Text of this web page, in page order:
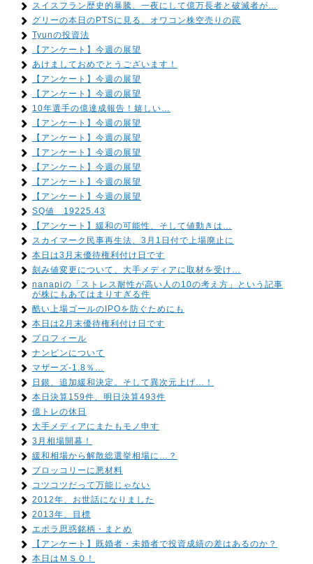
スイスフラン歴史的暴騰、一夜にして億万長者と破滅者が…
グリーの本日のPTSに見る、オワコン株空売りの罠
Tyunの投資法
【アンケート】今週の展望
あけましておめでとうございます！
【アンケート】今週の展望
【アンケート】今週の展望
10年選手の億達成報告！嬉しい…
【アンケート】今週の展望
【アンケート】今週の展望
【アンケート】今週の展望
【アンケート】今週の展望
【アンケート】今週の展望
【アンケート】今週の展望
SQ値 19225.43
【アンケート】緩和の可能性、そして値動きは…
スカイマーク民事再生法、3月1日付で上場廃止に
本日は3月末優待権利付け日です
刻み値変更について、大手メディアに取材を受け…
nanapiの「ストレス耐性が高い人の10の考え方」という記事
が株にもあてはまりすぎる件
酷い上場ゴールのIPOを防ぐためにも
本日は2月末優待権利付け日です
プロフィール
ナンピンについて
マザーズ-1.8％…
日銀、追加緩和決定。そして異次元上げ…！
本日決算159件、明日決算493件
億トレの休日
大手メディアにまたもモノ申す
3月相場開幕！
緩和相場から解散総選挙相場に…？
ブロッコリーに悪材料
コツコツだって万能じゃない
2012年、お世話になりました
2013年、目標
エボラ思惑銘柄・まとめ
【アンケート】既婚者・未婚者で投資成績の差はあるのか？
本日はＭＳＱ！